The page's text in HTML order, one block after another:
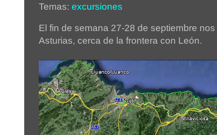
Temas: excursiones
El fin de semana 27-28 de septiembre
Asturias, cerca de la frontera con León.